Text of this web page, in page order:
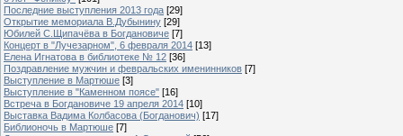
Последние выступления 2013 года [29]
Открытие мемориала В.Дубынину [29]
Юбилей С.Щипачёва в Богдановиче [7]
Концерт в "Лучезарном", 6 февраля 2014 [13]
Елена Игнатова в библиотеке № 12 [36]
Поздравление мужчин и февральских именинников [7]
Выступление в Мартюше [3]
Выступление в "Каменном поясе" [16]
Встреча в Богдановиче 19 апреля 2014 [10]
Выставка Вадима Колбасова (Богданович) [17]
Библионочь в Мартюше [7]